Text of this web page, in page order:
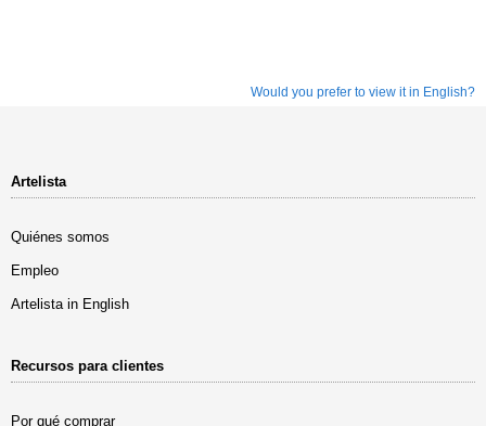
Would you prefer to view it in English?
Artelista
Quiénes somos
Empleo
Artelista in English
Recursos para clientes
Por qué comprar